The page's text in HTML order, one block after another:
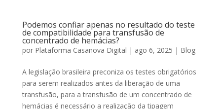
Podemos confiar apenas no resultado do teste
de compatibilidade para transfusão de
concentrado de hemácias?
por Plataforma Casanova Digital | ago 6, 2025 | Blog
A legislação brasileira preconiza os testes obrigatórios
para serem realizados antes da liberação de uma
transfusão, para a transfusão de um concentrado de
hemácias é necessário a realização da tipagem